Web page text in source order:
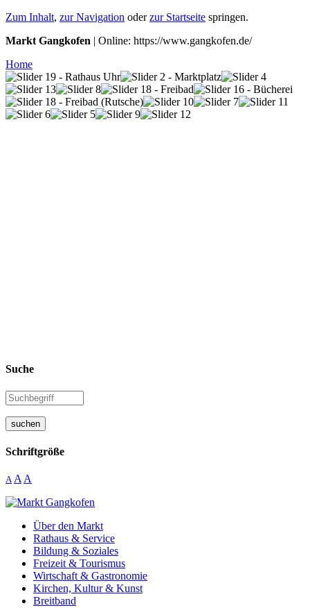
Zum Inhalt, zur Navigation oderzur Startseite springen.
Markt Gangkofen | Online: https://www.gangkofen.de/
Home
Suche
suchen
Schriftgröße
A A A
Über den Markt
Rathaus & Service
Bildung & Soziales
Freizeit & Tourismus
Wirtschaft & Gastronomie
Kirchen, Kultur & Kunst
Breitband